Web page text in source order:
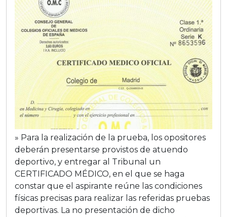
» Para la realización de la prueba, los opositores
deberán presentarse provistos de atuendo
deportivo, y entregar al Tribunal un
CERTIFICADO MÉDICO, en el que se haga
constar que el aspirante reúne las condiciones
físicas precisas para realizar las referidas pruebas
deportivas. La no presentación de dicho